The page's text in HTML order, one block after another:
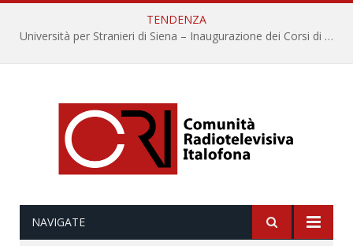
TENDENZA
Università per Stranieri di Siena – Inaugurazione dei Corsi di Lingua e Cultura Italiana, 109a annata
NAVIGATE